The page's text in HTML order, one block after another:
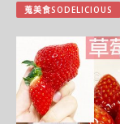
蒐美食SODELICIOUS